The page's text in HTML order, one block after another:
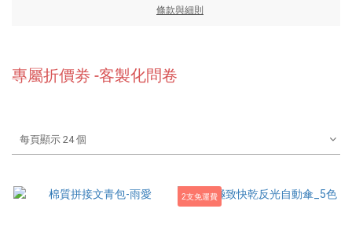
條款與細則
專屬折價劵 -客製化問卷
每頁顯示 24 個
2支免運費